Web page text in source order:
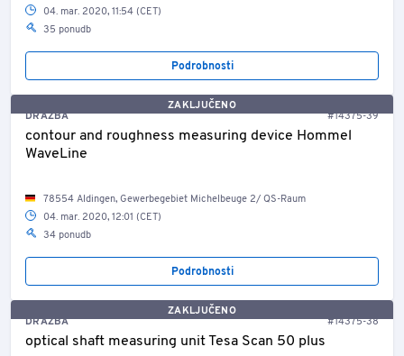
04. mar. 2020, 11:54 (CET)
35 ponudb
Podrobnosti
ZAKLJUČENO
DRAŽBA
#14375-39
contour and roughness measuring device Hommel
WaveLine
78554 Aldingen, Gewerbegebiet Michelbeuge 2/ QS-Raum
04. mar. 2020, 12:01 (CET)
34 ponudb
Podrobnosti
ZAKLJUČENO
DRAŽBA
#14375-38
optical shaft measuring unit Tesa Scan 50 plus